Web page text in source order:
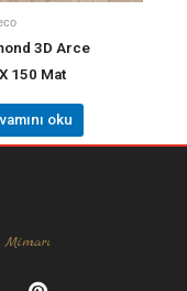
3D Arce
150 Mat
oku